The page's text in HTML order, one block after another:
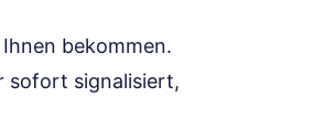
bekommen.
sofort signalisiert,